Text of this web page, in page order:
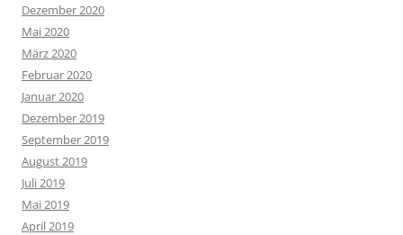
Dezember 2020
Mai 2020
März 2020
Februar 2020
Januar 2020
Dezember 2019
September 2019
August 2019
Juli 2019
Mai 2019
April 2019